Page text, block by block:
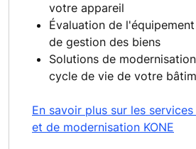
votre appareil
Évaluation de
de gestion des biens
Solutions de
cycle de vie de votre
En savoir plus sur les
et de modernisation KONE